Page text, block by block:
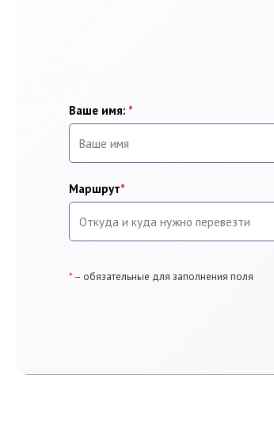
Ваше имя: *
Маршрут*
* – обязательные для заполнения поля